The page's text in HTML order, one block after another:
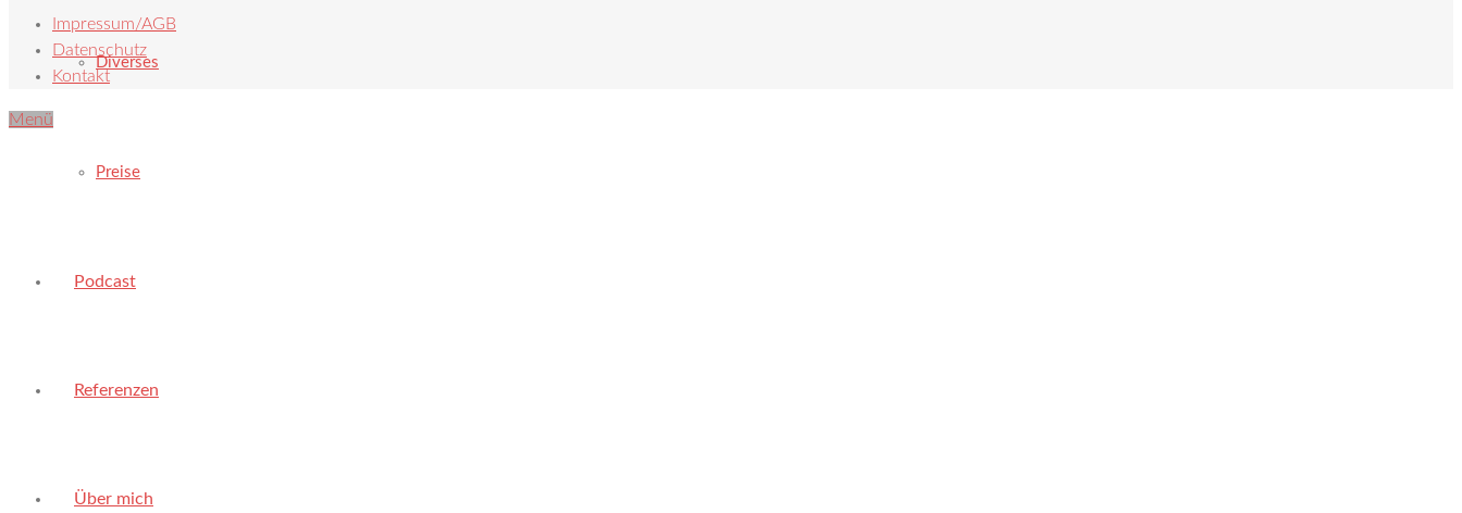
Diverses
Preise
Podcast
Referenzen
Über mich
Impressum/AGB
Datenschutz
Kontakt
Menü